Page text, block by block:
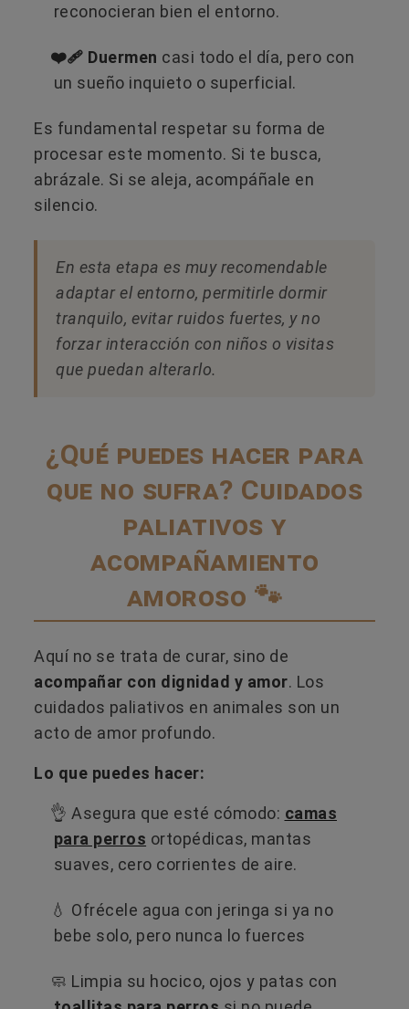
reconocieran bien el entorno.
❤️‍🩹 Duermen casi todo el día, pero con
un sueño inquieto o superficial.
Es fundamental respetar su forma de
procesar este momento. Si te busca,
abrázale. Si se aleja, acompáñale en
silencio.
En esta etapa es muy recomendable
adaptar el entorno, permitirle dormir
tranquilo, evitar ruidos fuertes, y no
forzar interacción con niños o visitas
que puedan alterarlo.
¿Qué puedes hacer para
que no sufra? Cuidados
paliativos y
acompañamiento
amoroso 🐾
Aquí no se trata de curar, sino de
acompañar con dignidad y amor. Los
cuidados paliativos en animales son un
acto de amor profundo.
Lo que puedes hacer:
👌 Asegura que esté cómodo: camas
para perros ortopédicas, mantas
suaves, cero corrientes de aire.
💧 Ofrécele agua con jeringa si ya no
bebe solo, pero nunca lo fuerces
🧼 Limpia su hocico, ojos y patas con